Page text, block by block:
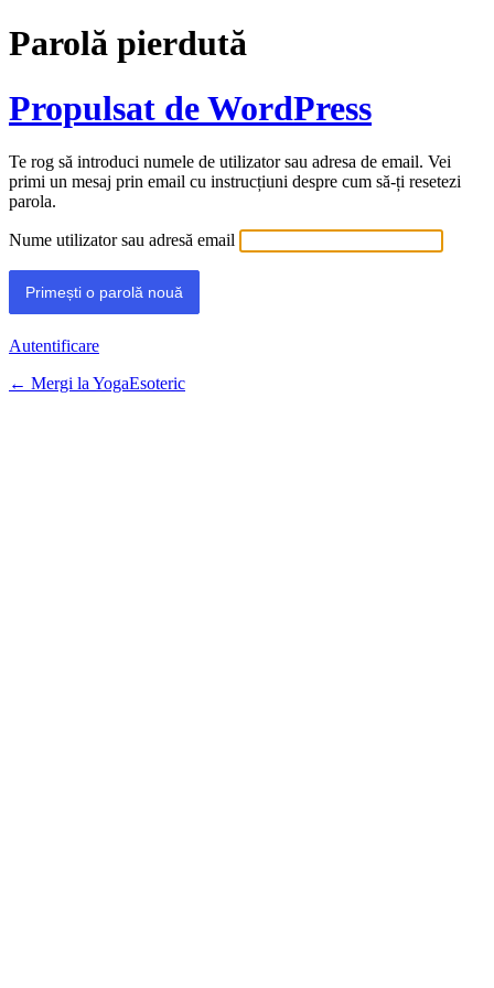
Parolă pierdută
Propulsat de WordPress
Te rog să introduci numele de utilizator sau adresa de email. Vei
primi un mesaj prin email cu instrucțiuni despre cum să-ți resetezi
parola.
Nume utilizator sau adresă email
Autentificare
← Mergi la YogaEsoteric